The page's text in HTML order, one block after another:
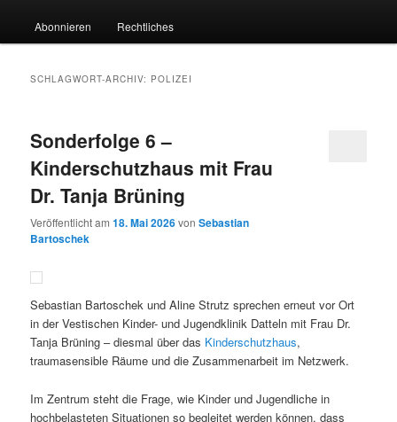
Abonnieren Rechtliches
SCHLAGWORT-ARCHIV: POLIZEI
Sonderfolge 6 –
Kinderschutzhaus mit Frau
Dr. Tanja Brüning
Veröffentlicht am18. Mai 2026vonSebastian
Bartoschek
Sebastian Bartoschek und Aline Strutz sprechen erneut vor Ort
in der Vestischen Kinder- und Jugendklinik Datteln mit Frau Dr.
Tanja Brüning – diesmal über das Kinderschutzhaus,
traumasensible Räume und die Zusammenarbeit im Netzwerk.
Im Zentrum steht die Frage, wie Kinder und Jugendliche in
hochbelasteten Situationen so begleitet werden können, dass